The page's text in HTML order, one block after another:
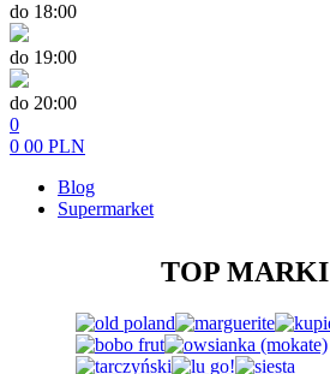
do 18:00
do 19:00
do 20:00
0
0 00 PLN
Blog
Supermarket
TOP MARKI